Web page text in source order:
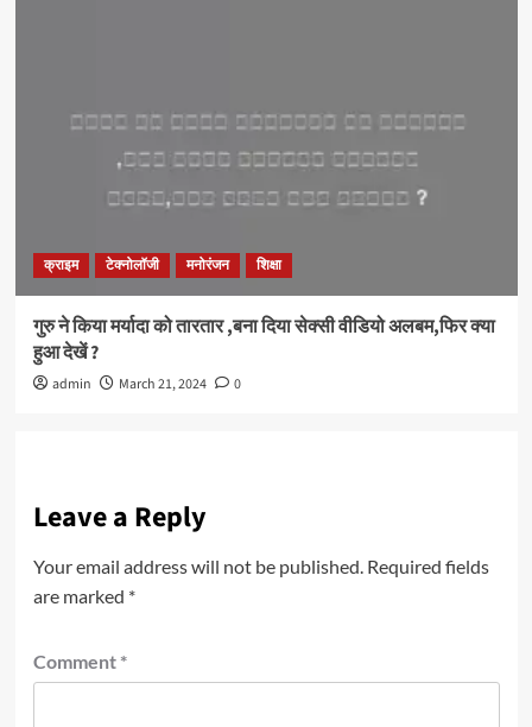
क्राइम टेक्नोलॉजी मनोरंजन शिक्षा
गुरु ने किया मर्यादा को तारतार ,बना दिया सेक्सी वीडियो अलबम,फिर क्या
हुआ देखें ?
admin March 21, 2024 0
Leave a Reply
Your email address will not be published. Required fields
are marked *
Comment *